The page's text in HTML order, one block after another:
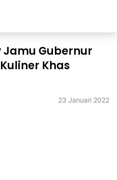
Jamu Gubernur
Khas
23 Januari 2022